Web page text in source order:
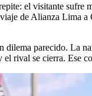
el visitante
de Alianza Lima
dilema parecido.
rival se cierra. Ese